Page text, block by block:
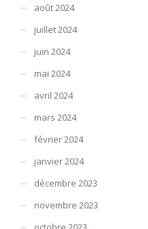
août 2024
juillet 2024
juin 2024
mai 2024
avril 2024
mars 2024
février 2024
janvier 2024
décembre 2023
novembre 2023